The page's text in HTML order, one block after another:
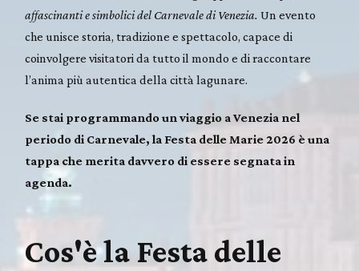
affascinanti e simbolici del Carnevale di Venezia.Un evento
che unisce storia, tradizione e spettacolo, capace di
coinvolgere visitatori da tutto il mondo e di raccontare
l’anima più autentica della città lagunare.
Se stai programmando un viaggio a Venezia nel
periodo di Carnevale, la Festa delle Marie 2026 è una
tappa che merita davvero di essere segnata in
agenda.
Cos'è la Festa delle